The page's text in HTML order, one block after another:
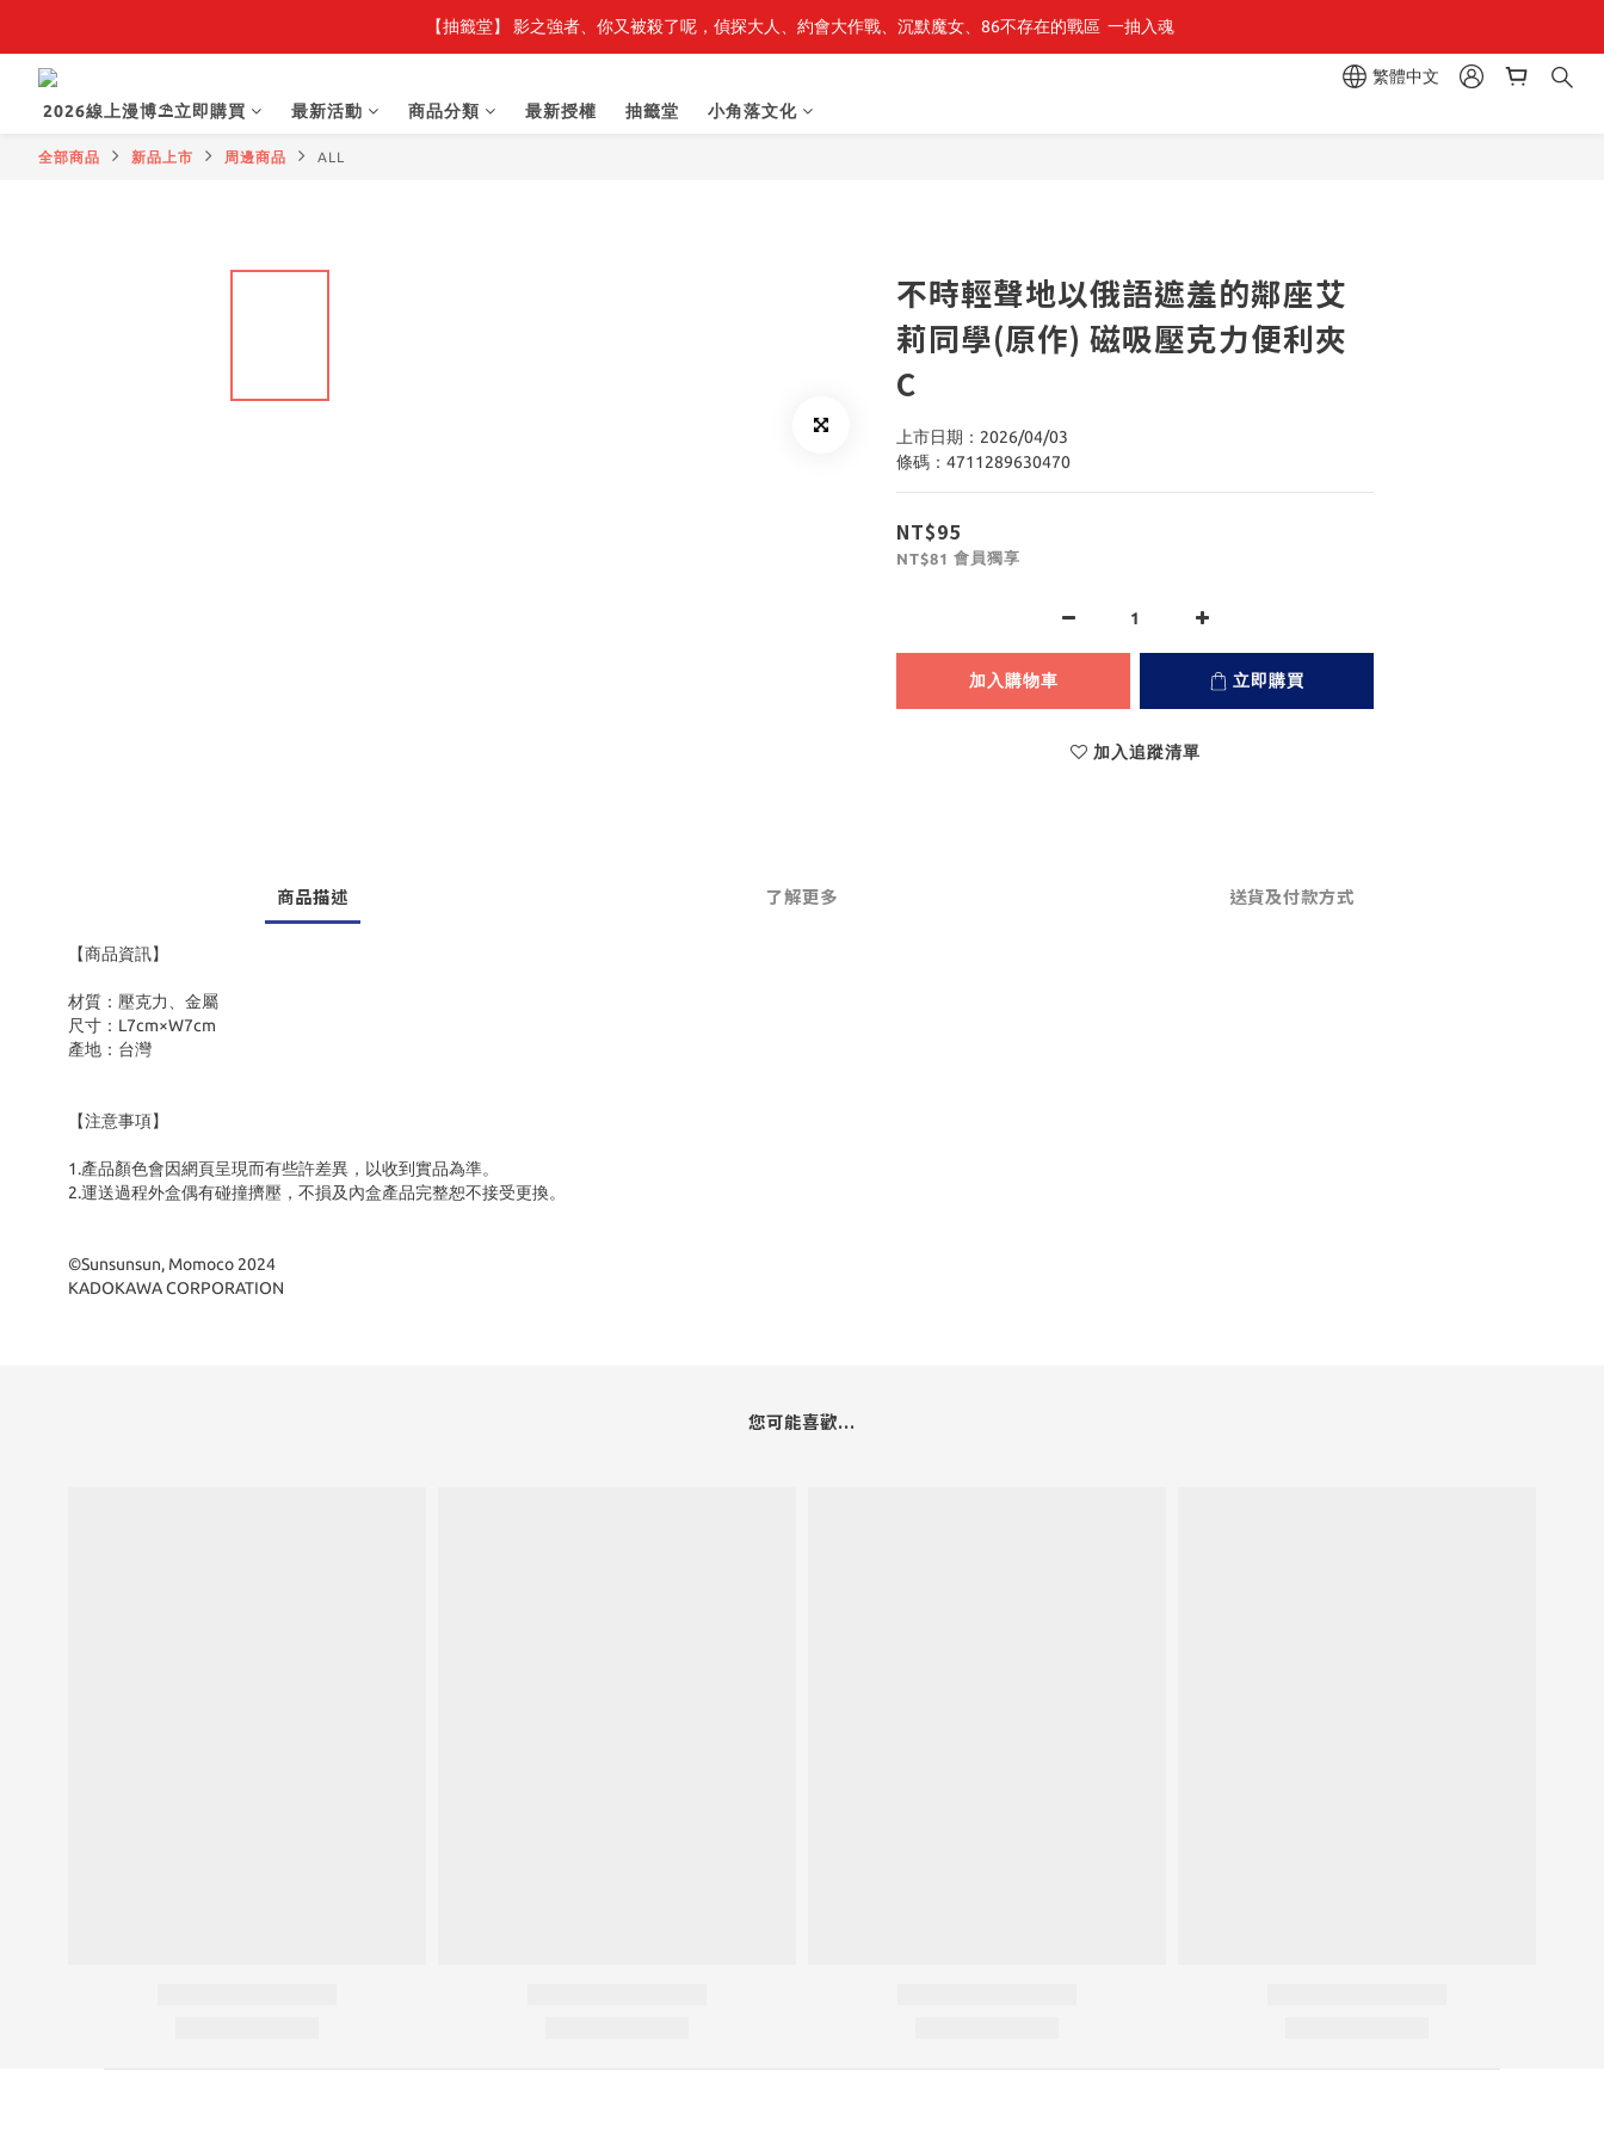
最新開賣🔥「全知讀者視角」 周邊商品
【抽籤堂】 影之強者、你又被殺了呢，偵探大人、約會大作戰、沉默魔女、86不存在的戰區  一抽入魂
繁體中文
2026線上漫博⛱️立即購買
最新活動 商品分類 最新授權 抽籤堂 小角落文化
全部商品 新品上市 周邊商品 ALL
不時輕聲地以俄語遮羞的鄰座艾
莉同學(原作) 磁吸壓克力便利夾
C
上市日期：2026/04/03
條碼：4711289630470
NT$95
NT$81 會員獨享
加入購物車 立即購買
加入追蹤清單
商品描述 了解更多 送貨及付款方式
【商品資訊】
材質：壓克力、金屬
尺寸：L7cm×W7cm
產地：台灣
【注意事項】
1.產品顏色會因網頁呈現而有些許差異，以收到實品為準。
2.運送過程外盒偶有碰撞擠壓，不損及內盒產品完整恕不接受更換。
©Sunsunsun, Momoco 2024
KADOKAWA CORPORATION
您可能喜歡...